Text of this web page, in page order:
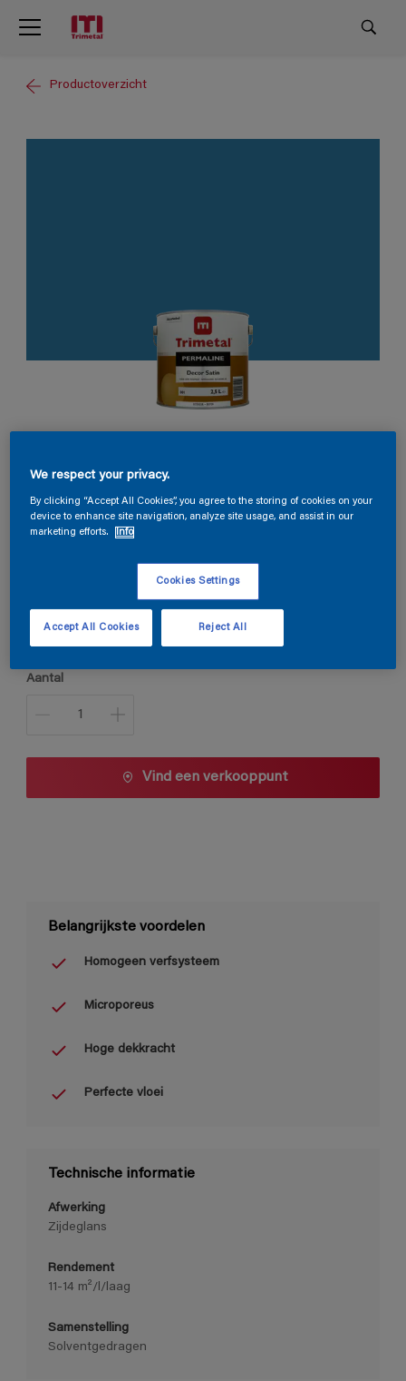
Productoverzicht
Permaline Decor Satin
S9.39.41
Verpakkingsgrootte
1 L
Aantal
Vind een verkooppunt
Belangrijkste voordelen
Homogeen verfsysteem
Microporeus
Hoge dekkracht
Perfecte vloei
Technische informatie
Afwerking
Zijdeglans
Rendement
11-14 m²/l/laag
Samenstelling
Solventgedragen
We respect your privacy.
By clicking “Accept All Cookies”, you agree to the storing of cookies on your
device to enhance site navigation, analyze site usage, and assist in our
marketing efforts.
Info
Cookies Settings
Reject All
Accept All Cookies